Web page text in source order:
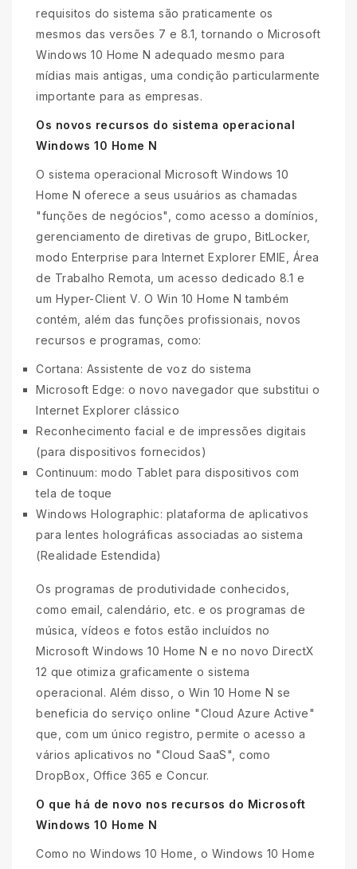
requisitos do sistema são praticamente os
mesmos das versões 7 e 8.1, tornando o Microsoft
Windows 10 Home N adequado mesmo para
mídias mais antigas, uma condição particularmente
importante para as empresas.
Os novos recursos do sistema operacional
Windows 10 Home N
O sistema operacional Microsoft Windows 10
Home N oferece a seus usuários as chamadas
"funções de negócios", como acesso a domínios,
gerenciamento de diretivas de grupo, BitLocker,
modo Enterprise para Internet Explorer EMIE, Área
de Trabalho Remota, um acesso dedicado 8.1 e
um Hyper-Client V. O Win 10 Home N também
contém, além das funções profissionais, novos
recursos e programas, como:
Cortana: Assistente de voz do sistema
Microsoft Edge: o novo navegador que substitui o
Internet Explorer clássico
Reconhecimento facial e de impressões digitais
(para dispositivos fornecidos)
Continuum: modo Tablet para dispositivos com
tela de toque
Windows Holographic: plataforma de aplicativos
para lentes holográficas associadas ao sistema
(Realidade Estendida)
Os programas de produtividade conhecidos,
como email, calendário, etc. e os programas de
música, vídeos e fotos estão incluídos no
Microsoft Windows 10 Home N e no novo DirectX
12 que otimiza graficamente o sistema
operacional. Além disso, o Win 10 Home N se
beneficia do serviço online "Cloud Azure Active"
que, com um único registro, permite o acesso a
vários aplicativos no "Cloud SaaS", como
DropBox, Office 365 e Concur.
O que há de novo nos recursos do Microsoft
Windows 10 Home N
Como no Windows 10 Home, o Windows 10 Home